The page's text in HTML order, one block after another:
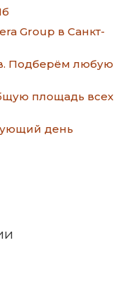
Group в Санкт-
Подберём любую
площадь всех
день